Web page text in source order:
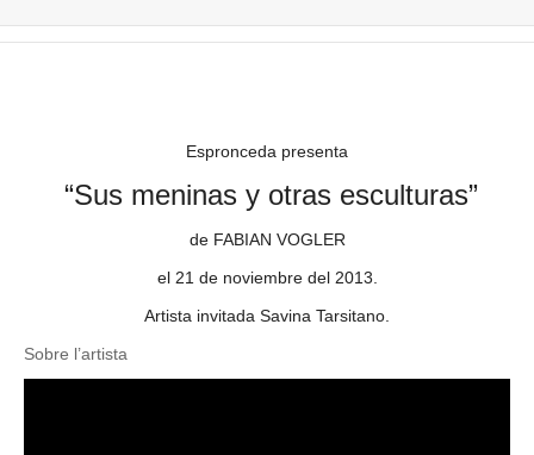
Espronceda presenta
“Sus meninas y otras esculturas”
de FABIAN VOGLER
el 21 de noviembre del 2013.
Artista invitada Savina Tarsitano.
Sobre l’artista